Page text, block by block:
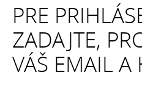
PRE
ZADAJTE,
VÁŠ EMAIL A